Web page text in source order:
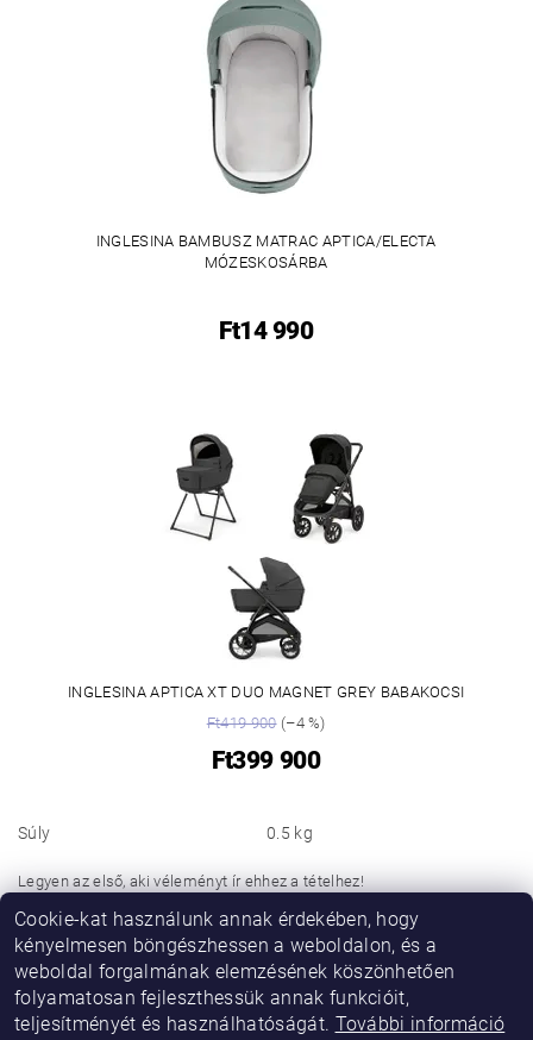
INGLESINA BAMBUSZ MATRAC APTICA/ELECTA
MÓZESKOSÁRBA
Ft14 990
INGLESINA APTICA XT DUO MAGNET GREY BABAKOCSI
Ft419 900(–4 %)
Ft399 900
Súly 0.5 kg
Legyen az első, aki véleményt ír ehhez a tételhez!
Hozzászólás hozzáadása
Cookie-kat használunk annak érdekében, hogy
kényelmesen böngészhessen a weboldalon, és a
weboldal forgalmának elemzésének köszönhetően
folyamatosan fejleszthessük annak funkcióit,
teljesítményét és használhatóságát. További információ